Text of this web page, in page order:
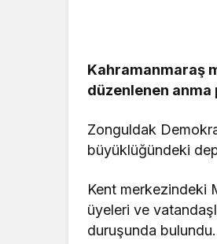
Kahramanmaraş
düzenlenen anma
Zonguldak
büyüklüğündeki
Kent merkezindeki
üyeleri ve
duruşunda bulundu.